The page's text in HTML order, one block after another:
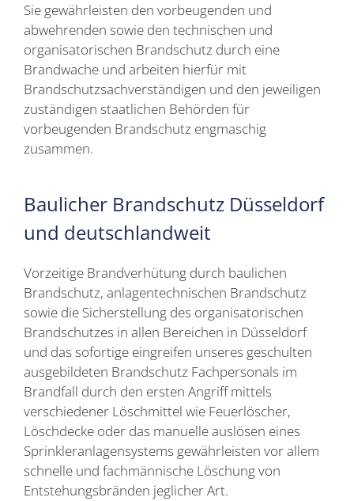
Sie gewährleisten den vorbeugenden und
abwehrenden sowie den technischen und
organisatorischen Brandschutz durch eine
Brandwache und arbeiten hierfür mit
Brandschutzsachverständigen und den jeweiligen
zuständigen staatlichen Behörden für
vorbeugenden Brandschutz engmaschig
zusammen.
Baulicher Brandschutz Düsseldorf
und deutschlandweit
Vorzeitige Brandverhütung durch baulichen
Brandschutz, anlagentechnischen Brandschutz
sowie die Sicherstellung des organisatorischen
Brandschutzes in allen Bereichen in Düsseldorf
und das sofortige eingreifen unseres geschulten
ausgebildeten Brandschutz Fachpersonals im
Brandfall durch den ersten Angriff mittels
verschiedener Löschmittel wie Feuerlöscher,
Löschdecke oder das manuelle auslösen eines
Sprinkleranlagensystems gewährleisten vor allem
schnelle und fachmännische Löschung von
Entstehungsbränden jeglicher Art.